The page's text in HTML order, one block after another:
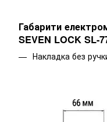
Габарити
SEVEN LOCK SL-
Накладка без